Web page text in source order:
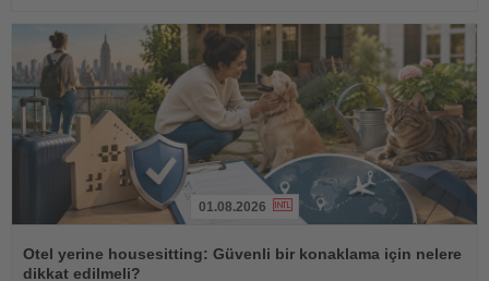
Oku
01.08.2026
Otel yerine housesitting: Güvenli bir konaklama için nelere
dikkat edilmeli?